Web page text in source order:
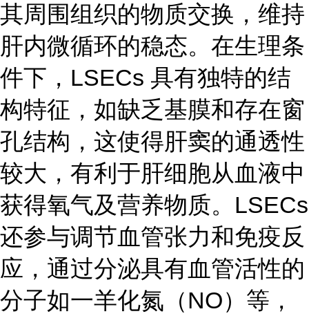
其周围组织的物质交换，维持
肝内微循环的稳态。在生理条
件下，LSECs 具有独特的结
构特征，如缺乏基膜和存在窗
孔结构，这使得肝窦的通透性
较大，有利于肝细胞从血液中
获得氧气及营养物质。LSECs
还参与调节血管张力和免疫反
应，通过分泌具有血管活性的
分子如一羊化氮（NO）等，